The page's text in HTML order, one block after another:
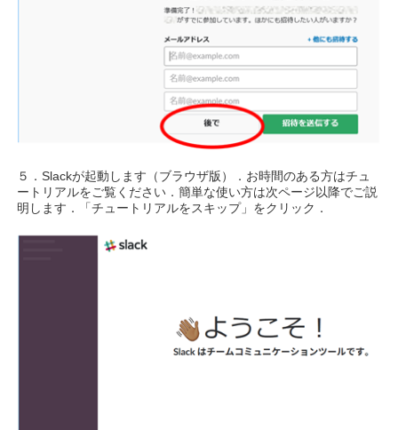
５．Slackが起動します（ブラウザ版）．お時間のある方はチュ
ートリアルをご覧ください．簡単な使い方は次ページ以降でご説
明します．「チュートリアルをスキップ」をクリック．